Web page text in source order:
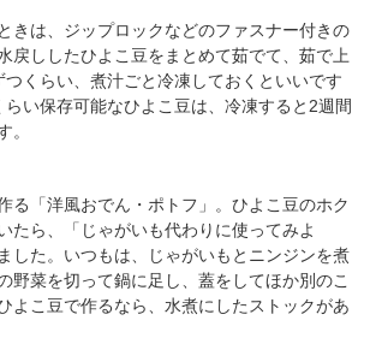
きは、ジップロックなどのファスナー付きの
戻ししたひよこ豆をまとめて茹でて、茹で上
くらい、煮汁ごと冷凍しておくといいです
らい保存可能なひよこ豆は、冷凍すると2週間
。
る「洋風おでん・ポトフ」。ひよこ豆のホク
たら、「じゃがいも代わりに使ってみよ
した。いつもは、じゃがいもとニンジンを煮
野菜を切って鍋に足し、蓋をしてほか別のこ
よこ豆で作るなら、水煮にしたストックがあ